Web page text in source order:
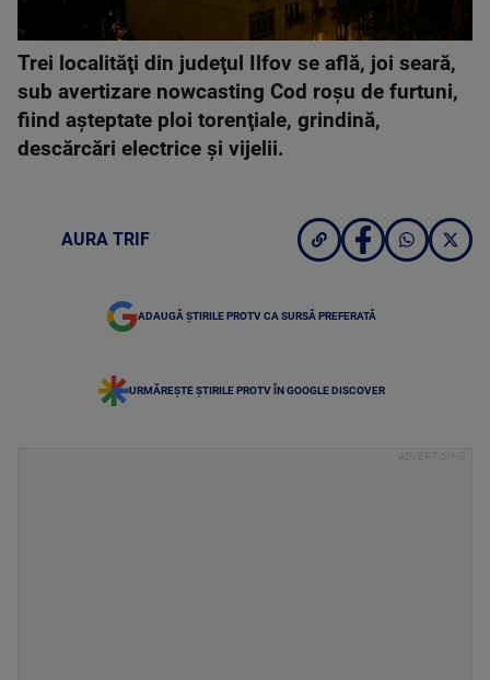
Trei localităţi din judeţul Ilfov se află, joi seară,
sub avertizare nowcasting Cod roşu de furtuni,
fiind aşteptate ploi torenţiale, grindină,
descărcări electrice şi vijelii.
AURA TRIF
ADAUGĂ ȘTIRILE PROTV CA SURSĂ PREFERATĂ
URMĂREȘTE ȘTIRILE PROTV ÎN GOOGLE DISCOVER